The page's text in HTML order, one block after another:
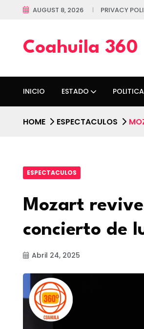
AUGUST 8, 2026 PRIVACY
Coahuila 360
INICIO ESTADO POLITICA
HOME ESPECTACULOS
ESPECTACULOS
Mozart
concierto de
Abril 24, 2025